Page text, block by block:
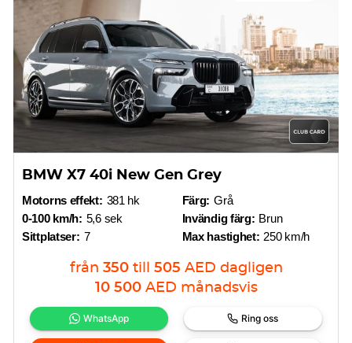
BMW X7 40i New Gen Grey
Motorns effekt: 381 hk
0-100 km/h: 5,6 sek
Sittplatser: 7
Färg: Grå
Invändig färg: Brun
Max hastighet: 250 km/h
från 350 till 505 AED dagligen
10 500 AED månadsvis
WhatsApp Ring oss